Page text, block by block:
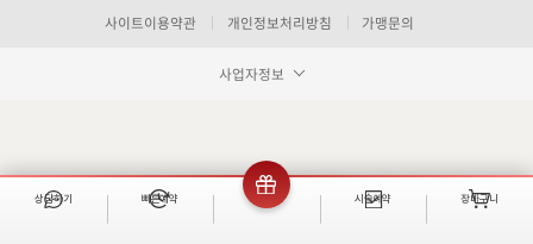
사이트이용약관 개인정보처리방침 가맹문의
사업자정보
상담하기 빠른예약 이벤트 시술예약 장바구니